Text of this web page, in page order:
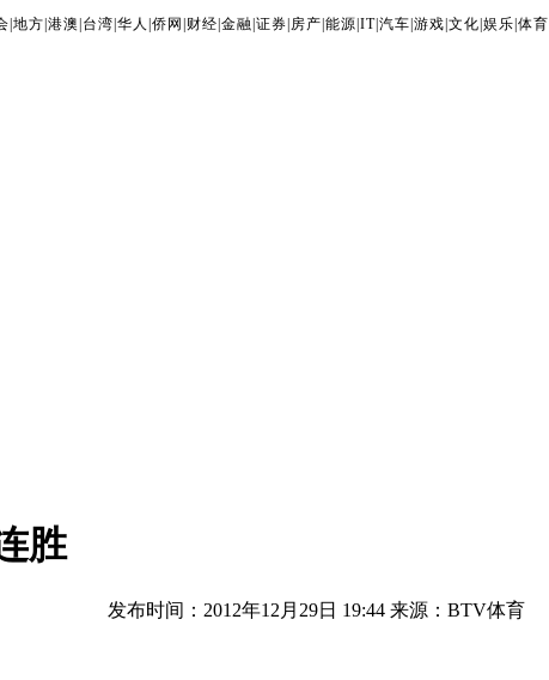
地方 港澳 台湾 华人 侨网 财经 金融 证券 房产 能源 IT| 汽车 游戏 文化 娱乐 体育
胜
发布时间：2012年12月29日 19:44 来源：BTV体育